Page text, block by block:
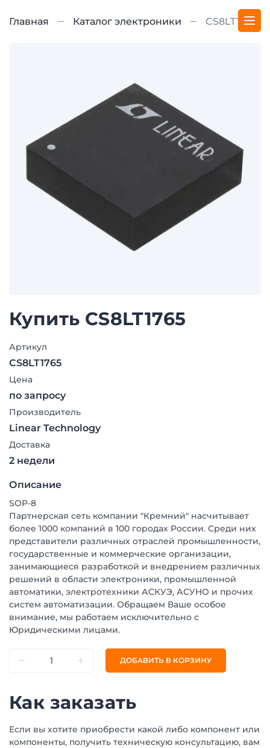
Главная Каталог электроники CS8LT1765
Купить CS8LT1765
Артикул
CS8LT1765
Цена
по запросу
Производитель
Linear Technology
Доставка
2 недели
Описание
SOP-8
Партнерская сеть компании "Кремний" насчитывает
более 1000 компаний в 100 городах России. Среди них
представители различных отраслей промышленности,
государственные и коммерческие организации,
занимающиеся разработкой и внедрением различных
решений в области электроники, промышленной
автоматики, электротехники АСКУЭ, АСУНО и прочих
систем автоматизации. Обращаем Ваше особое
внимание, мы работаем исключительно с
Юридическими лицами.
ДОБАВИТЬ В КОРЗИНУ
Как заказать
Если вы хотите приобрести какой либо компонент или
компоненты, получить техническую консультацию, вам